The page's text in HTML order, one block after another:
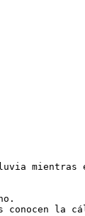
mientras
conocen la